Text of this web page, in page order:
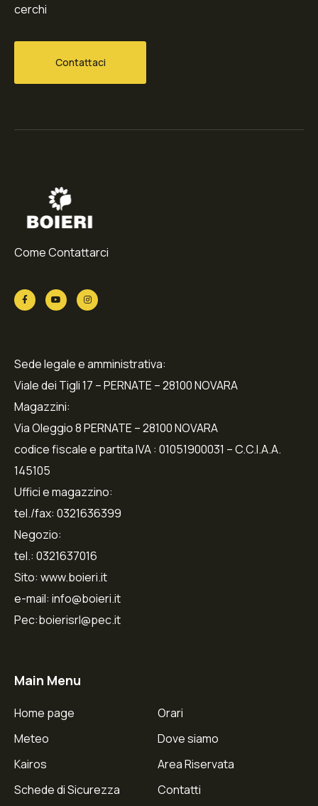
cerchi
Contattaci
Come Contattarci
Sede legale e amministrativa:
Viale dei Tigli 17 – PERNATE – 28100 NOVARA
Magazzini:
Via Oleggio 8 PERNATE – 28100 NOVARA
codice fiscale e partita IVA : 01051900031 – C.C.I.A.A.
145105
Uffici e magazzino:
tel./fax: 0321636399
Negozio:
tel.: 0321637016
Sito: www.boieri.it
e-mail: info@boieri.it
Pec:boierisrl@pec.it
Main Menu
Home page
Meteo
Kairos
Schede di Sicurezza
Orari
Dove siamo
Area Riservata
Contatti